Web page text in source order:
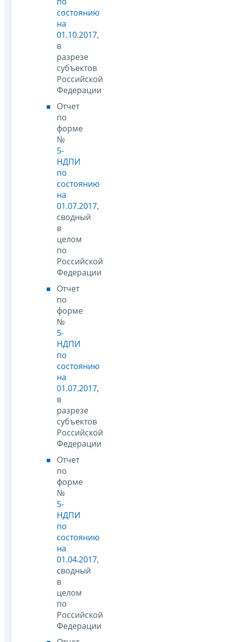
состоянию
на
01.10.2017,
в
разрезе
субъектов
Российской
Федерации
Отчет
по
форме
№
5-
НДПИ
по
состоянию
на
01.07.2017,
сводный
в
целом
по
Российской
Федерации
Отчет
по
форме
№
5-
НДПИ
по
состоянию
на
01.07.2017,
в
разрезе
субъектов
Российской
Федерации
Отчет
по
форме
№
5-
НДПИ
по
состоянию
на
01.04.2017,
сводный
в
целом
по
Российской
Федерации